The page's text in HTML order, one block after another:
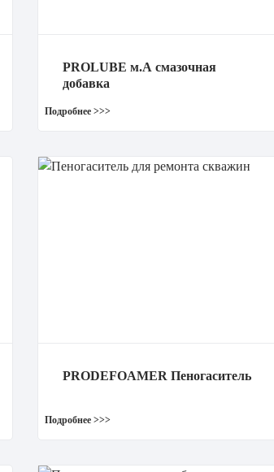
PROLUBE м.А смазочная
добавка
PRODEFOAMER Пеногаситель